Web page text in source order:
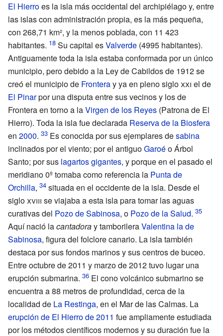
El Hierroes la isla más occidental del archipiélago y, entre
las islas con administración propia, es la más pequeña,
con 268,71 km², y la menos poblada, con 11 423
habitantes.
Su capital esValverde (4995 habitantes).
Antiguamente toda la isla estaba conformada por un único
municipio, pero debido a la Ley de Cabildos de 1912 se
creó el municipio de Fronteray ya en plenosigloxxi el de
El Pinarpor una disputa entre sus vecinos y los de
Frontera en torno a laVirgen de los Reyes (Patrona de El
Hierro). Toda la isla fue declarada Reserva de la Biosfera
en 2000. Es conocida por sus ejemplares desabina
inclinados por el viento; por el antiguoGaroéo Árbol
Santo; por sus lagartos gigantes, y porque en el pasado el
meridiano 0º tomaba como referencia la Punta de
Orchilla,
situada en el occidente de la isla. Desde el
sigloxviii se viajaba a esta isla para tomar las aguas
curativas del Pozo de Sabinosa, o Pozo de la Salud.
Aquí nació lacantadoray tamborileraValentina la de
Sabinosa, figura del folclore canario. La isla también
destaca por sus fondos marinos y sus centros de buceo.
Entre octubre de 2011 y marzo de 2012 tuvo lugar una
erupción submarina.
El cono volcánico submarino se
encuentra a 88 metros de profundidad, cerca de la
localidad de La Restinga, en el Mar de las Calmas. La
erupción de El Hierro de 2011 fue ampliamente estudiada
por los métodos científicos modernos y su duración fue la